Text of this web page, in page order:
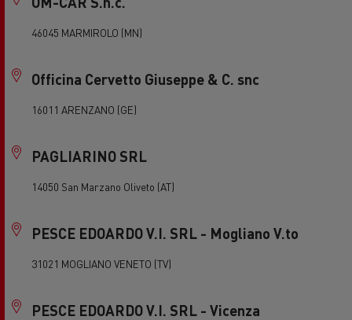
46045 MARMIROLO (MN)
Officina Cervetto Giuseppe & C. snc
16011 ARENZANO (GE)
PAGLIARINO SRL
14050 San Marzano Oliveto (AT)
PESCE EDOARDO V.I. SRL - Mogliano V.to
31021 MOGLIANO VENETO (TV)
PESCE EDOARDO V.I. SRL - Vicenza